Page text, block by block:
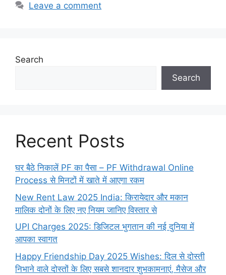
Leave a comment
Search
Search
Recent Posts
घर बैठे निकालें PF का पैसा – PF Withdrawal Online
Process से मिनटों में खाते में आएगा रकम
New Rent Law 2025 India: किरायेदार और मकान
मालिक दोनों के लिए नए नियम जानिए विस्तार से
UPI Charges 2025: डिजिटल भुगतान की नई दुनिया में
आपका स्वागत
Happy Friendship Day 2025 Wishes: दिल से दोस्ती
निभाने वाले दोस्‍तों के लिए सबसे शानदार शुभकामनाएं, मैसेज और